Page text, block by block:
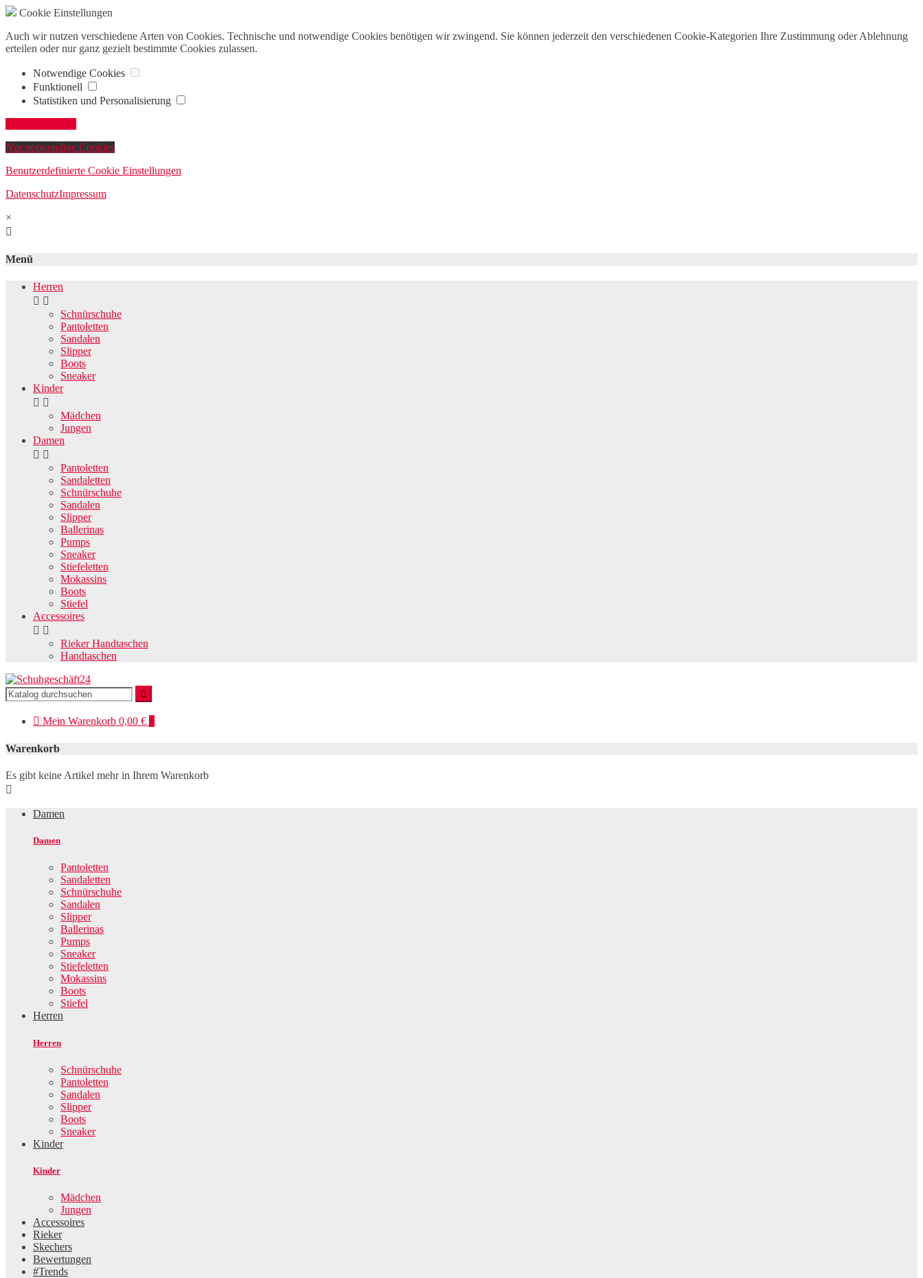
Cookie Einstellungen
Auch wir nutzen verschiedene Arten von Cookies. Technische und notwendige Cookies benötigen wir zwingend. Sie können jederzeit den verschiedenen Cookie-Kategorien Ihre Zustimmung oder Ablehnung
erteilen oder nur ganz gezielt bestimmte Cookies zulassen.
Notwendige Cookies
Funktionell
Statistiken und Personalisierung
Nur notwendige Cookies
Benutzerdefinierte Cookie Einstellungen
DatenschutzImpressum
×

Menü
Herren
 
Schnürschuhe
Pantoletten
Sandalen
Slipper
Boots
Sneaker
Kinder
 
Mädchen
Jungen
Damen
 
Pantoletten
Sandaletten
Schnürschuhe
Sandalen
Slipper
Ballerinas
Pumps
Sneaker
Stiefeletten
Mokassins
Boots
Stiefel
Accessoires
 
Rieker Handtaschen
Handtaschen

 Mein Warenkorb 0,00 €
Warenkorb
Es gibt keine Artikel mehr in Ihrem Warenkorb

Damen
Damen
Pantoletten
Sandaletten
Schnürschuhe
Sandalen
Slipper
Ballerinas
Pumps
Sneaker
Stiefeletten
Mokassins
Boots
Stiefel
Herren
Herren
Schnürschuhe
Pantoletten
Sandalen
Slipper
Boots
Sneaker
Kinder
Kinder
Mädchen
Jungen
Accessoires
Rieker
Skechers
Bewertungen
#Trends